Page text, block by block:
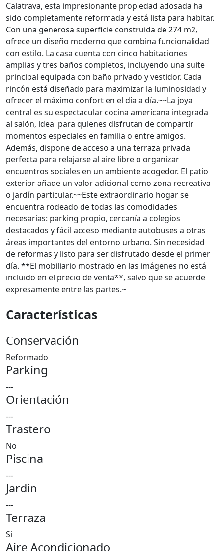
Calatrava, esta impresionante propiedad adosada ha
sido completamente reformada y está lista para habitar.
Con una generosa superficie construida de 274 m2,
ofrece un diseño moderno que combina funcionalidad
con estilo. La casa cuenta con cinco habitaciones
amplias y tres baños completos, incluyendo una suite
principal equipada con baño privado y vestidor. Cada
rincón está diseñado para maximizar la luminosidad y
ofrecer el máximo confort en el día a día.~~La joya
central es su espectacular cocina americana integrada
al salón, ideal para quienes disfrutan de compartir
momentos especiales en familia o entre amigos.
Además, dispone de acceso a una terraza privada
perfecta para relajarse al aire libre o organizar
encuentros sociales en un ambiente acogedor. El patio
exterior añade un valor adicional como zona recreativa
o jardín particular.~~Este extraordinario hogar se
encuentra rodeado de todas las comodidades
necesarias: parking propio, cercanía a colegios
destacados y fácil acceso mediante autobuses a otras
áreas importantes del entorno urbano. Sin necesidad
de reformas y listo para ser disfrutado desde el primer
día. **El mobiliario mostrado en las imágenes no está
incluido en el precio de venta**, salvo que se acuerde
expresamente entre las partes.~
Características
Conservación
Reformado
Parking
---
Orientación
---
Trastero
No
Piscina
---
Jardin
---
Terraza
Si
Aire Acondicionado